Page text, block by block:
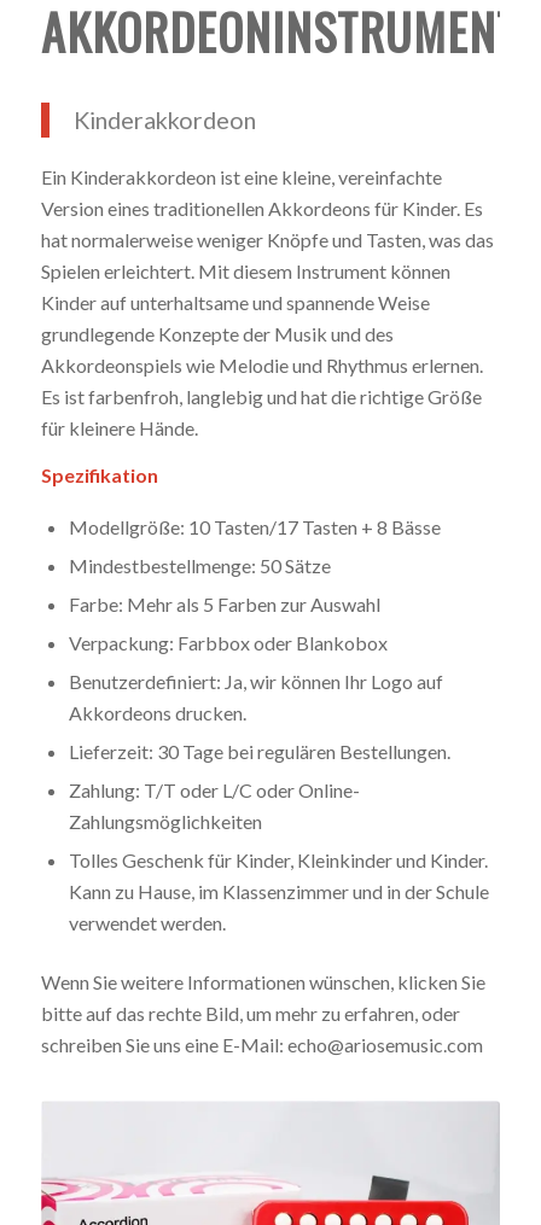
AKKORDEONINSTRUMENTE
Kinderakkordeon
Ein Kinderakkordeon ist eine kleine, vereinfachte
Version eines traditionellen Akkordeons für Kinder. Es
hat normalerweise weniger Knöpfe und Tasten, was das
Spielen erleichtert. Mit diesem Instrument können
Kinder auf unterhaltsame und spannende Weise
grundlegende Konzepte der Musik und des
Akkordeonspiels wie Melodie und Rhythmus erlernen.
Es ist farbenfroh, langlebig und hat die richtige Größe
für kleinere Hände.
Spezifikation
Modellgröße: 10 Tasten/17 Tasten + 8 Bässe
Mindestbestellmenge: 50 Sätze
Farbe: Mehr als 5 Farben zur Auswahl
Verpackung: Farbbox oder Blankobox
Benutzerdefiniert: Ja, wir können Ihr Logo auf
Akkordeons drucken.
Lieferzeit: 30 Tage bei regulären Bestellungen.
Zahlung: T/T oder L/C oder Online-
Zahlungsmöglichkeiten
Tolles Geschenk für Kinder, Kleinkinder und Kinder.
Kann zu Hause, im Klassenzimmer und in der Schule
verwendet werden.
Wenn Sie weitere Informationen wünschen, klicken Sie
bitte auf das rechte Bild, um mehr zu erfahren, oder
schreiben Sie uns eine E-Mail: echo@ariosemusic.com